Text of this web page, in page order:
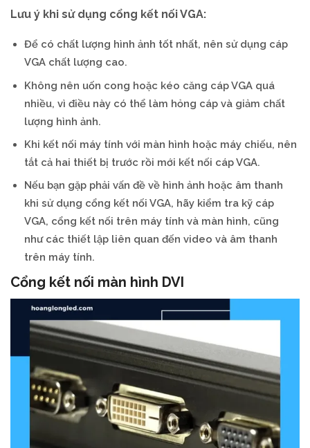
Lưu ý khi sử dụng cổng kết nối VGA:
Để có chất lượng hình ảnh tốt nhất, nên sử dụng cáp
VGA chất lượng cao.
Không nên uốn cong hoặc kéo căng cáp VGA quá
nhiều, vì điều này có thể làm hỏng cáp và giảm chất
lượng hình ảnh.
Khi kết nối máy tính với màn hình hoặc máy chiếu, nên
tắt cả hai thiết bị trước rồi mới kết nối cáp VGA.
Nếu bạn gặp phải vấn đề về hình ảnh hoặc âm thanh
khi sử dụng cổng kết nối VGA, hãy kiểm tra kỹ cáp
VGA, cổng kết nối trên máy tính và màn hình, cũng
như các thiết lập liên quan đến video và âm thanh
trên máy tính.
Cổng kết nối màn hình DVI